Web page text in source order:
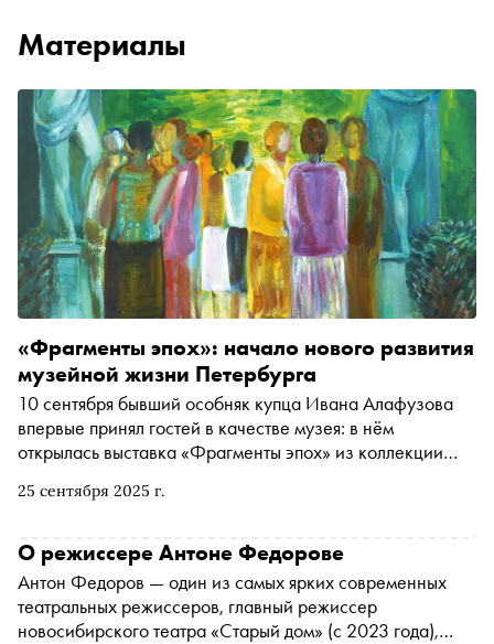
Материалы
25 сентября 2025 г.
«Фрагменты эпох»: начало нового развития
музейной жизни Петербурга
10 сентября бывший особняк купца Ивана Алафузова
впервые принял гостей в качестве музея: в нём
открылась выставка «Фрагменты эпох» из коллекции
залах представлены более 100 произведений из
знаковых экспонатах
О режиссере Антоне Федорове
Антон Федоров — один из самых ярких современных
театральных режиссеров, главный режиссер
новосибирского театра «Старый дом» (с 2023 года),